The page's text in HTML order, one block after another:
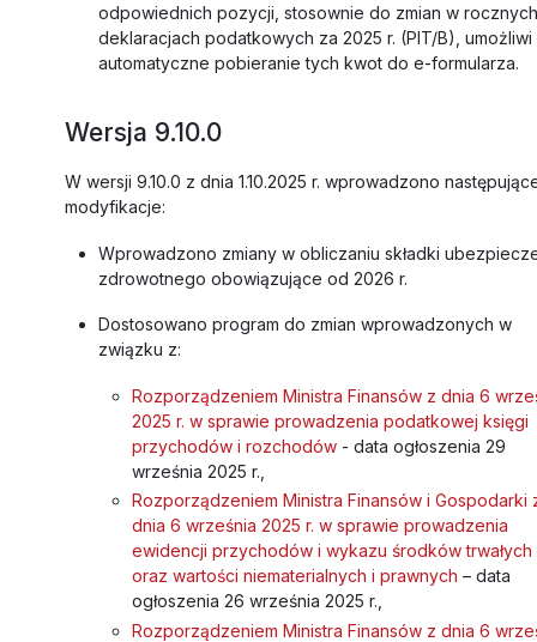
odpowiednich pozycji, stosownie do zmian w rocznych
deklaracjach podatkowych za 2025 r. (PIT/B), umożliwi
automatyczne pobieranie tych kwot do e-formularza.
Wersja 9.10.0
W wersji 9.10.0 z dnia 1.10.2025 r. wprowadzono
modyfikacje:
Wprowadzono zmiany w obliczaniu składki
zdrowotnego obowiązujące od 2026 r.
Dostosowano program do zmian wprowadzonych w
związku z:
Rozporządzeniem Ministra Finansów z dnia 6
2025 r. w sprawie prowadzenia podatkowej księgi
przychodów i rozchodów - data ogłoszenia 29
września 2025 r.,
Rozporządzeniem Ministra Finansów i Gospodarki
dnia 6 września 2025 r. w sprawie prowadzenia
ewidencji przychodów i wykazu środków trwałych
oraz wartości niematerialnych i prawnych – data
ogłoszenia 26 września 2025 r.,
Rozporządzeniem Ministra Finansów z dnia 6